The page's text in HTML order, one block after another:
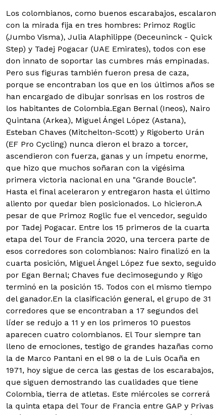
Los colombianos, como buenos escarabajos, escalaron
con la mirada fija en tres hombres: Primoz Roglic
(Jumbo Visma), Julia Alaphilippe (Deceuninck - Quick
Step) y Tadej Pogacar (UAE Emirates), todos con ese
don innato de soportar las cumbres más empinadas.
Pero sus figuras también fueron presa de caza,
porque se encontraban los que en los últimos años se
han encargado de dibujar sonrisas en los rostros de
los habitantes de Colombia.Egan Bernal (Ineos), Nairo
Quintana (Arkea), Miguel Ángel López (Astana),
Esteban Chaves (Mitchelton-Scott) y Rigoberto Urán
(EF Pro Cycling) nunca dieron el brazo a torcer,
ascendieron con fuerza, ganas y un ímpetu enorme,
que hizo que muchos soñaran con la vigésima
primera victoria nacional en una "Grande Boucle".
Hasta el final aceleraron y entregaron hasta el último
aliento por quedar bien posicionados. Lo hicieron.A
pesar de que Primoz Roglic fue el vencedor, seguido
por Tadej Pogacar. Entre los 15 primeros de la cuarta
etapa del Tour de Francia 2020, una tercera parte de
esos corredores son colombianos: Nairo finalizó en la
cuarta posición, Miguel Ángel López fue sexto, seguido
por Egan Bernal; Chaves fue decimosegundo y Rigo
terminó en la posición 15. Todos con el mismo tiempo
del ganador.En la clasificación general, el grupo de 31
corredores que se encontraban a 17 segundos del
líder se redujo a 11 y en los primeros 10 puestos
aparecen cuatro colombianos. El Tour siempre tan
lleno de emociones, testigo de grandes hazañas como
la de Marco Pantani en el 98 o la de Luis Ocaña en
1971, hoy sigue de cerca las gestas de los escarabajos,
que siguen demostrando las cualidades que tiene
Colombia, tierra de atletas. Este miércoles se correrá
la quinta etapa del Tour de Francia entre GAP y Privas